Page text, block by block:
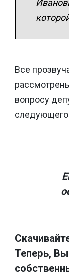
Все
вопросу
следующего
Теперь,